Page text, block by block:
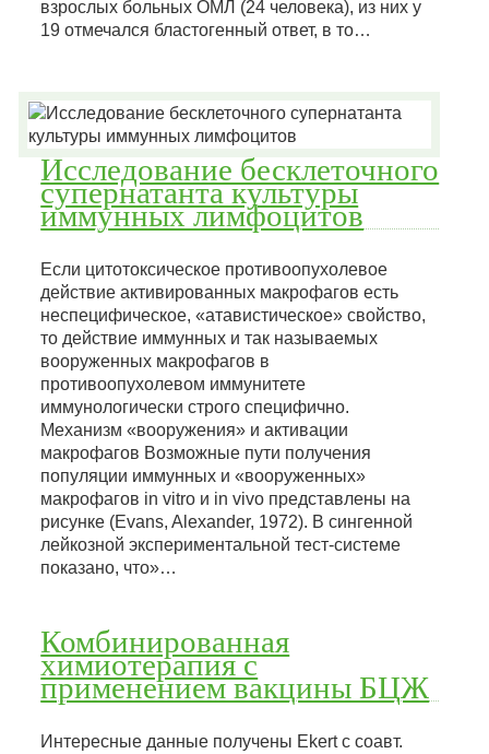
взрослых больных ОМЛ (24 человека), из них у
19 отмечался бластогенный ответ, в то…
Исследование бесклеточного
супернатанта культуры
иммунных лимфоцитов
Если цитотоксическое противоопухолевое
действие активированных макрофагов есть
неспецифическое, «атавистическое» свойство,
то действие иммунных и так называемых
вооруженных макрофагов в
противоопухолевом иммунитете
иммунологически строго специфично.
Механизм «вооружения» и активации
макрофагов Возможные пути получения
популяции иммунных и «вооруженных»
макрофагов in vitro и in vivo представлены на
рисунке (Evans, Alexander, 1972). В сингенной
лейкозной экспериментальной тест-системе
показано, что»…
Комбинированная
химиотерапия с
применением вакцины БЦЖ
Интересные данные получены Ekert с соавт.